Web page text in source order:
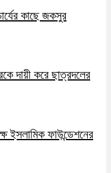
কাছে জকসুর
দায়ী করে ছাত্রদলের
ইসলামিক ফাউন্ডেশনের